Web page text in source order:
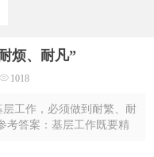
题
烦、耐凡”
1018
工作，必须做到耐繁、耐
考答案：基层工作既要精